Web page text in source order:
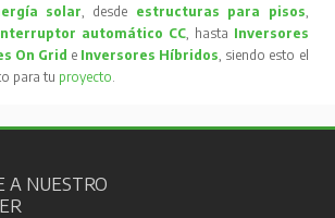
solar, desde estructuras para pisos,
automático CC, hasta Inversores
On Grid e Inversores Híbridos, siendo esto el
para tu proyecto.
A NUESTRO